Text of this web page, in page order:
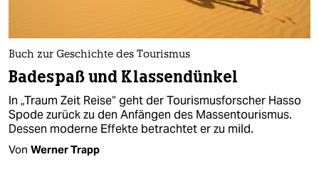
Buch zur Geschichte des Tourismus
Badespaß und Klassendünkel
In „Traum Zeit Reise“ geht der Tourismusforscher Hasso
Spode zurück zu den Anfängen des Massentourismus.
Dessen moderne Effekte betrachtet er zu mild.
Von Werner Trapp